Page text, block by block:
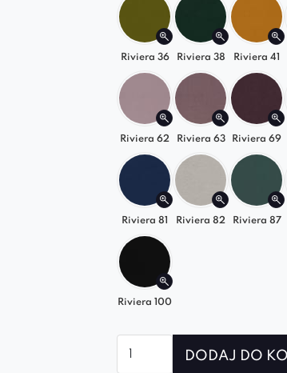
✅
Solidny stelaż –
na lata.
✅Cicha i wytrzymała
skrzypienia.
✅
Łatwy montaż–
Idealnie
Nie zwlekaj – wybierz
w oazę stylu i relaksu! ✨
* Stelaż pod materac
Riviera 36 Riviera 38 Riviera 41
Riviera 62 Riviera 63 Riviera 69
Riviera 81 Riviera 82 Riviera 87
Riviera 100
Łóżko
DODAJ DO